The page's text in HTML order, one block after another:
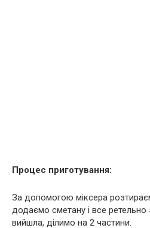
Процес приготування:
За допомогою міксера
додаємо сметану і все
вийшла, ділимо на 2 частини.